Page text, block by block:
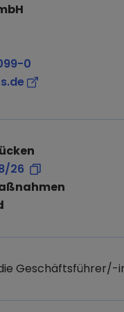
0
26
Geschäftsführer/-